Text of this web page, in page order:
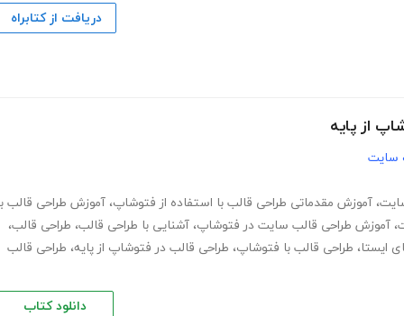
دریافت از کتابراه
از پایه
سایت
، آموزش مقدماتی طراحی قالب با استفاده از فتوشاپ، آموزش طراحی قالب
، آموزش طراحی قالب سایت در فتوشاپ، آشنایی با طراحی قالب، طراحی قالب،
ایستا، طراحی قالب با فتوشاپ، طراحی قالب در فتوشاپ از پایه، طراحی قالب
دانلود کتاب